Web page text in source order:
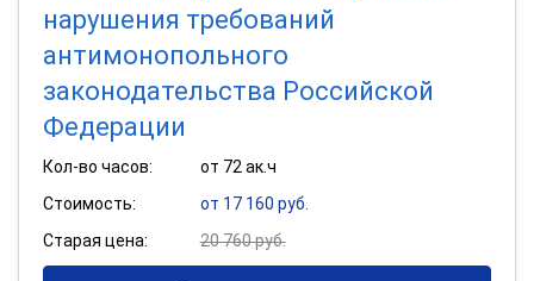
нарушения требований
антимонопольного
законодательства Российской
Федерации
Кол-во часов:
от 72 ак.ч
Стоимость:
от 17 160 руб.
Старая цена:
20 760 руб.